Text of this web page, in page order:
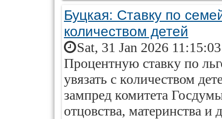
Буцкая: Ставку по
количеством детей
Sat, 31 Jan 2026
Процентную ставку по
увязать с количеством
зампред комитета
отцовства, материнства и